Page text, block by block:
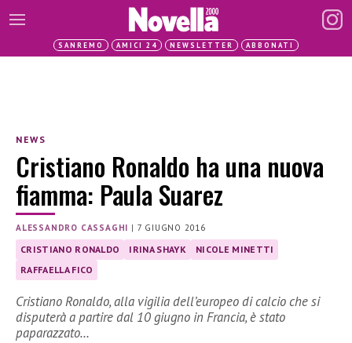
SANREMO AMICI 24 NEWSLETTER ABBONATI
NEWS
Cristiano Ronaldo ha una nuova
fiamma: Paula Suarez
ALESSANDRO CASSAGHI | 7 GIUGNO 2016
CRISTIANO RONALDO IRINA SHAYK
NICOLE MINETTI
RAFFAELLA FICO
Cristiano Ronaldo, alla vigilia dell’europeo di calcio che si
disputerà a partire dal 10 giugno in Francia, è stato
paparazzato…